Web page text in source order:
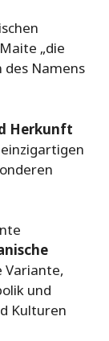
„die
des Namens
Herkunft
Variante,
und
Kulturen